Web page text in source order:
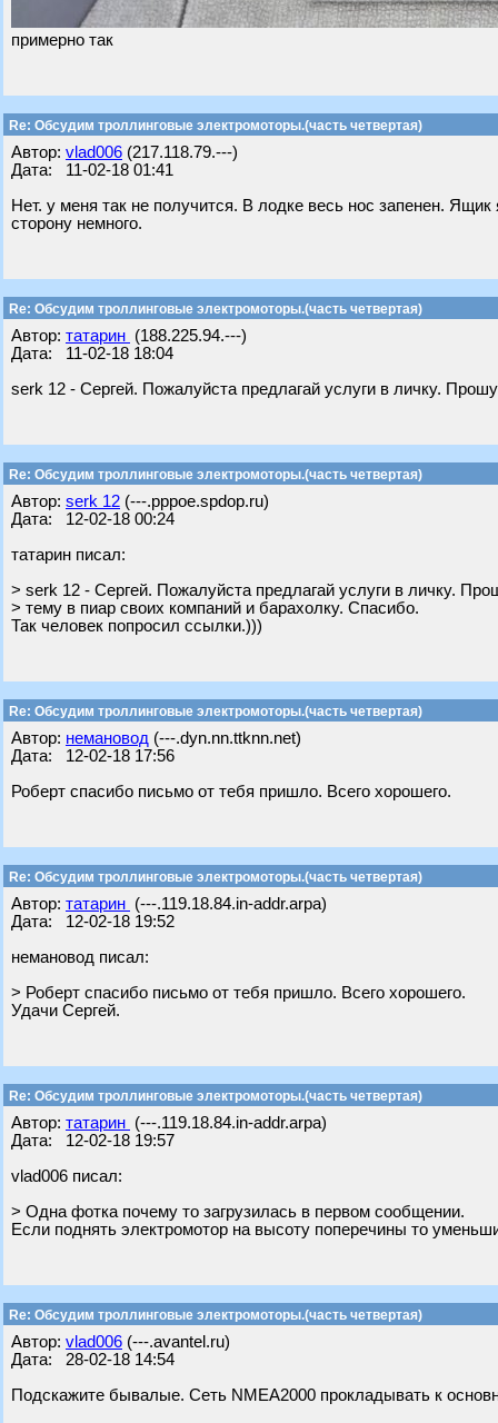
примерно так
Re: Обсудим троллинговые электромоторы.(часть четвертая)
Автор: vlad006 (217.118.79.---)
Дата: 11-02-18 01:41
Нет. у меня так не получится. В лодке весь нос запенен.
сторону немного.
Re: Обсудим троллинговые электромоторы.(часть четвертая)
Автор: татарин (188.225.94.---)
Дата: 11-02-18 18:04
serk 12 - Сергей. Пожалуйста предлагай услуги в личку.
Re: Обсудим троллинговые электромоторы.(часть четвертая)
Автор: serk 12 (---.pppoe.spdop.ru)
Дата: 12-02-18 00:24
татарин писал:
> serk 12 - Сергей. Пожалуйста предлагай услуги в личку.
> тему в пиар своих компаний и барахолку. Спасибо.
Так человек попросил ссылки.)))
Re: Обсудим троллинговые электромоторы.(часть четвертая)
Автор: немановод (---.dyn.nn.ttknn.net)
Дата: 12-02-18 17:56
Роберт спасибо письмо от тебя пришло. Всего хорошего.
Re: Обсудим троллинговые электромоторы.(часть четвертая)
Автор: татарин (---.119.18.84.in-addr.arpa)
Дата: 12-02-18 19:52
немановод писал:
> Роберт спасибо письмо от тебя пришло. Всего хорошего.
Удачи Сергей.
Re: Обсудим троллинговые электромоторы.(часть четвертая)
Автор: татарин (---.119.18.84.in-addr.arpa)
Дата: 12-02-18 19:57
vlad006 писал:
> Одна фотка почему то загрузилась в первом сообщении.
Если поднять электромотор на высоту поперечины то
Re: Обсудим троллинговые электромоторы.(часть четвертая)
Автор: vlad006 (---.avantel.ru)
Дата: 28-02-18 14:54
Подскажите бывалые. Сеть NMEA2000 прокладывать к